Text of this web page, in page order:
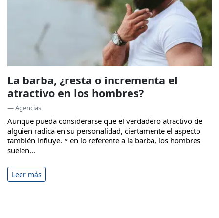
La barba, ¿resta o incrementa el
atractivo en los hombres?
— Agencias
Aunque pueda considerarse que el verdadero atractivo de
alguien radica en su personalidad, ciertamente el aspecto
también influye. Y en lo referente a la barba, los hombres
suelen...
Leer más